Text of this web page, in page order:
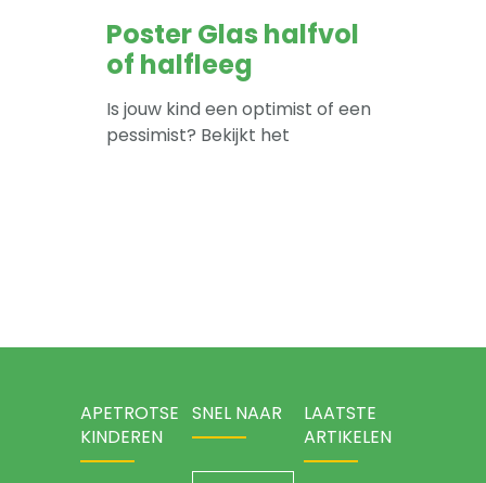
-- Sova-training kind
Over
Poster Glas halfvol
of halfleeg
Is jouw kind een optimist of een
pessimist? Bekijkt het
APETROTSE
KINDEREN
SNEL NAAR
LAATSTE
ARTIKELEN